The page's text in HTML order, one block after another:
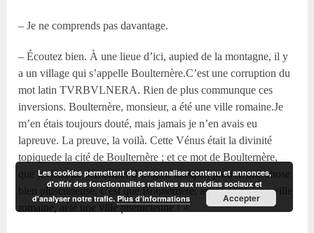
– Je ne comprends pas davantage.
– Écoutez bien. À une lieue d’ici, aupied de la montagne, il y
a un village qui s’appelle Boulternère.C’est une corruption du
mot latin TVRBVLNERA. Rien de plus communque ces
inversions. Boulternère, monsieur, a été une ville romaine.Je
m’en étais toujours douté, mais jamais je n’en avais eu
lapreuve. La preuve, la voilà. Cette Vénus était la divinité
topiquede la cité de Boulternère ; et ce mot de Boulternère,
que jeviens de démontrer d’origine antique, prouve une chose
bien pluscurieuse, c’est que Boulternère, avant d’être une ville
romaine, aété une ville phénicienne ! »
Les cookies permettent de personnaliser contenu et annonces,
d'offrir des fonctionnalités relatives aux médias sociaux et
d'analyser notre trafic.Plus d’informations Accepter